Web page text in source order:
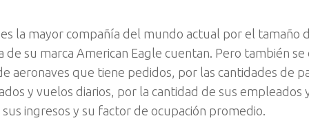
la mayor compañía del mundo actual por el tamaño
de su marca American Eagle cuentan. Pero también
aeronaves que tiene pedidos, por las cantidades de
y vuelos diarios, por la cantidad de sus empleados
ingresos y su factor de ocupación promedio.